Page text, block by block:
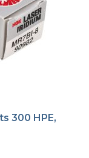
300 HPE,